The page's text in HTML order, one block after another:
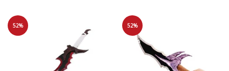
52% 52%
Soldes